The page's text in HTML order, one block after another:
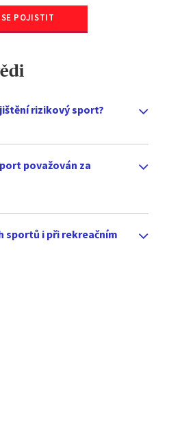
POJISTIT
rizikový sport?
považován za
sportů i při rekreačním